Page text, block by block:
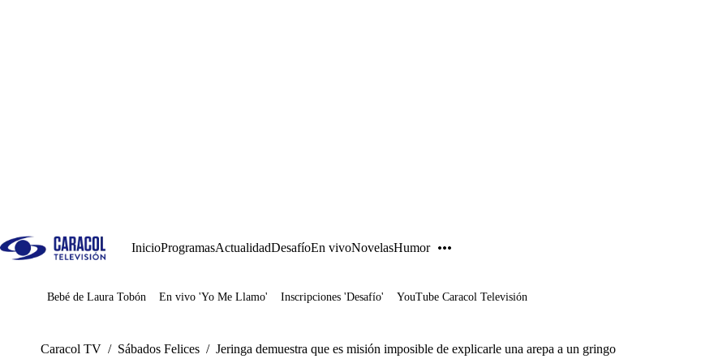
InicioProgramasActualidadDesafíoEn vivoNovelasHumor
Juegos
Bebé de Laura Tobón En vivo 'Yo Me Llamo' Inscripciones 'Desafío' YouTube Caracol Televisión
Caracol TV / Sábados Felices / Jeringa demuestra que es misión imposible de explicarle una arepa a un gringo